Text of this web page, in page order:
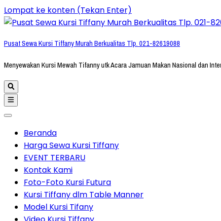
Lompat ke konten (Tekan Enter)
Pusat Sewa Kursi Tiffany Murah Berkualitas Tlp. 021-82619088
Menyewakan Kursi Mewah Tifanny utk Acara Jamuan Makan Nasional dan
Beranda
Harga Sewa Kursi Tiffany
EVENT TERBARU
Kontak Kami
Foto-Foto Kursi Futura
Kursi Tiffany dlm Table Manner
Model Kursi Tifany